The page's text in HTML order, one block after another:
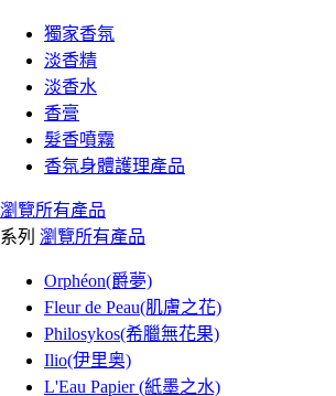
獨家香氛
淡香精
淡香水
香膏
髮香噴霧
香氛身體護理產品
瀏覽所有產品
系列 瀏覽所有產品
Orphéon(爵夢)
Fleur de Peau(肌膚之花)
Philosykos(希臘無花果)
Ilio(伊里奥)
L'Eau Papier (紙墨之水)